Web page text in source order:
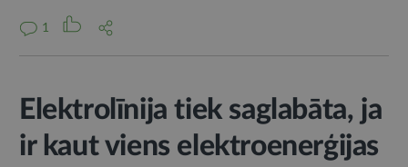
1
Elektrolīnija tiek saglabāta, ja
ir kaut viens elektroenerģijas